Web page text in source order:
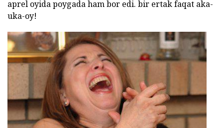
aprel oyida poygada ham bor edi. bir ertak faqat aka-
uka-oy!